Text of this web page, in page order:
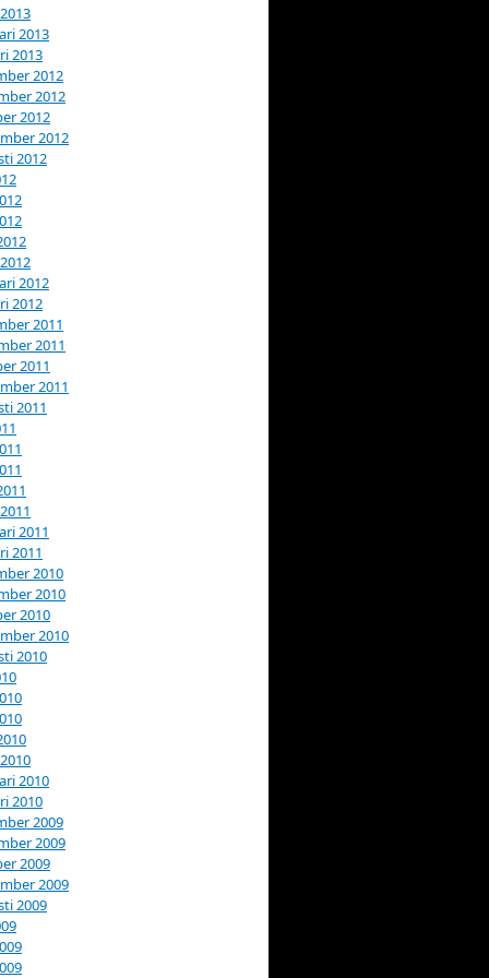
2013
2013
2012
2012
2012
2012
2012
2012
2012
2011
2011
2011
2011
2011
2011
2011
2010
2010
2010
2010
2010
2010
2010
2009
2009
2009
2009
2009